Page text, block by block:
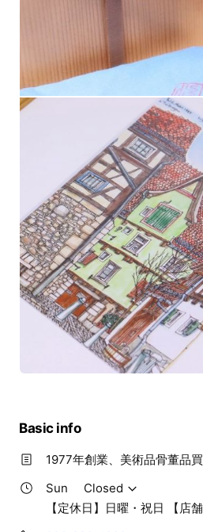
Basic info
1977年創業、美術品骨董品買
Sun
Closed
【定休日】日曜・祝日 【店